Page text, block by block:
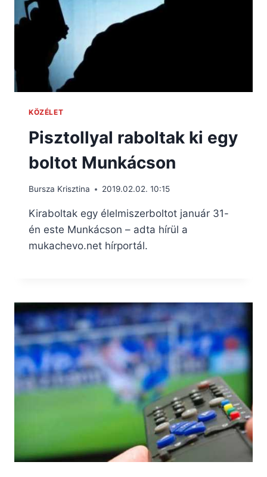
KÖZÉLET
Pisztollyal raboltak ki egy
boltot Munkácson
Bursza Krisztina 2019.02.02. 10:15
Kiraboltak egy élelmiszerboltot január 31-
én este Munkácson – adta hírül a
mukachevo.net hírportál.